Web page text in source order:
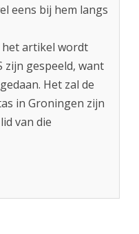
eens bij hem langs
artikel wordt
zijn gespeeld, want
Het zal de
in Groningen zijn
van die